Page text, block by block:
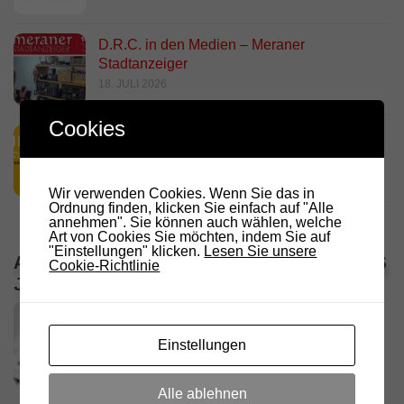
D.R.C. in den Medien – Meraner
Stadtanzeiger
18. JULI 2026
HamRadio Friedrichshafen 2026
11. JULI 2026
ALLE VERANSTALTUNGEN / TERMINE DES
JAHRES
Cookies
Wir verwenden Cookies. Wenn Sie das in
Ordnung finden, klicken Sie einfach auf "Alle
annehmen". Sie können auch wählen, welche
Art von Cookies Sie möchten, indem Sie auf
"Einstellungen" klicken. Lesen Sie unsere
Cookie-Richtlinie
Einstellungen
Alle ablehnen